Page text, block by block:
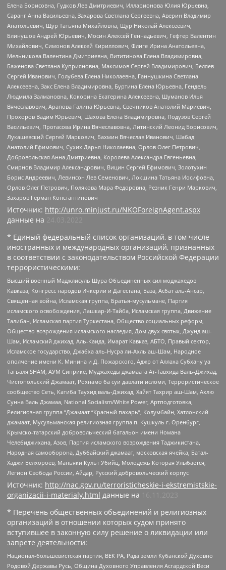
Елена Борисовна, Гудков Лев Дмитриевич, Илларионова Юлия Юрьевна,
Саранг Анна Васильевна, Захарова Светлана Сергеевна, Аверин Владимир
Анатольевич, Щур Татьяна Михайловна, Щур Николай Алексеевич,
Блинушов Андрей Юрьевич, Мосин Алексей Геннадьевич, Гефтер Валентин
Михайлович, Симонов Алексей Кириллович, Флиге Ирина Анатольевна,
Мельникова Валентина Дмитриевна, Вититинова Елена Владимировна,
Баженова Светлана Куприяновна, Максимов Сергей Владимирович, Беляев
Сергей Иванович, Голубева Елена Николаевна, Ганнушкина Светлана
Алексеевна, Закс Елена Владимировна, Буртина Елена Юрьевна, Гендель
Людмила Залмановна, Кокорина Екатерина Алексеевна, Шуманов Илья
Вячеславович, Арапова Галина Юрьевна, Свечников Анатолий Мариевич,
Прохоров Вадим Юрьевич, Шахова Елена Владимировна, Подузов Сергей
Васильевич, Протасова Ирина Вячеславовна, Литинский Леонид Борисович,
Лукашевский Сергей Маркович, Бахмин Вячеслав Иванович, Шабад
Анатолий Ефимович, Сухих Дарья Николаевна, Орлов Олег Петрович,
Добровольская Анна Дмитриевна, Королева Александра Евгеньевна,
Смирнов Владимир Александрович, Вицин Сергей Ефимович, Золотухин
Борис Андреевич, Левинсон Лев Семенович, Локшина Татьяна Иосифовна,
Орлов Олег Петрович, Полякова Мара Федоровна, Резник Генри Маркович,
Захаров Герман Константинович
Источник: http://unro.minjust.ru/NKOForeignAgent.aspx
данные на 24.03.2022
* Единый федеральный список организаций, в том числе
иностранных и международных организаций, признанных
в соответствии с законодательством Российской Федерации
террористическими:
Высший военный Маджлисуль Шура Объединенных сил моджахедов
Кавказа, Конгресс народов Ичкерии и Дагестана, База, Асбат аль-Ансар,
Священная война, Исламская группа, Братья-мусульмане, Партия
исламского освобождения, Лашкар-И-Тайба, Исламская группа, Движение
Талибан, Исламская партия Туркестана, Общество социальных реформ,
Общество возрождения исламского наследия, Дом двух святых, Джунд аш-
Шам, Исламский джихад, Аль-Каида, Имарат Кавказ, АБТО, Правый сектор,
Исламское государство, Джабха аль-Нусра ли-Ахль аш-Шам, Народное
ополчение имени К. Минина и Д. Пожарского, Аджр от Аллаха Субхану уа
Тагьаля SHAM, АУМ Синрике, Муджахеды джамаата Ат-Тавхида Валь-Джихад,
Чистопольский Джамаат, Рохнамо ба суи давлати исломи, Террористическое
сообщество Сеть, Катиба Таухид валь-Джихад, Хайят Тахрир аш-Шам, Ахлю
Сунна Валь Джамаа, National Socialism/White Power, Артподготовка,
Религиозная группа “Джамаат “Красный пахарь”, Колумбайн, Хатлонский
джамаат, Мусульманская религиозная группа п. Кушкуль г. Оренбург,
Крымско-татарский добровольческий батальон имени Номана
Челебиджихана, Азов, Партия исламского возрождения Таджикистана,
Народная самооборона, Дуббайский джамаат, московская ячейка, Батал-
Хаджи Белхороев, Маньяки Культ Убийц, Молодёжь Которая Улыбается,
Легион Свобода России, Айдар, Русский добровольческий корпус
Источник: http://nac.gov.ru/terroristicheskie-i-ekstremistskie-
organizacii-i-materialy.html данные на
16.11.2023
* Перечень общественных объединений и религиозных
организаций в отношении которых судом принято
вступившее в законную силу решение о ликвидации или
запрете деятельности:
Национал-большевистская партия, ВЕК РА, Рада земли Кубанской Духовно
Родовой Державы Русь, Община Духовного Управления Асгардской Веси